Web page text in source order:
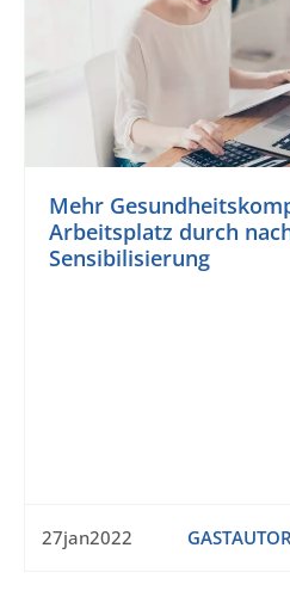
Mehr
Arbeitsplatz durch
Sensibilisierung
27jan2022